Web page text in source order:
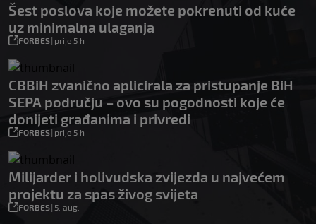
Šest poslova koje možete pokrenuti od kuće
uz minimalna ulaganja
FORBES| prije 5 h
CBBiH zvanično aplicirala za pristupanje BiH
SEPA području – ovo su pogodnosti koje će
donijeti građanima i privredi
FORBES| prije 5 h
Milijarder i holivudska zvijezda u najvećem
projektu za spas živog svijeta
FORBES| 5. aug.